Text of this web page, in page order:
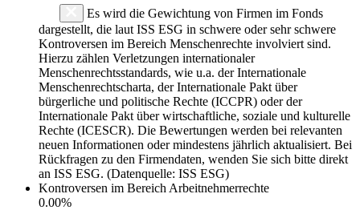
Es wird die Gewichtung von Firmen im Fonds
dargestellt, die laut ISS ESG in schwere oder sehr schwere
Kontroversen im Bereich Menschenrechte involviert sind.
Hierzu zählen Verletzungen internationaler
Menschenrechtsstandards, wie u.a. der Internationale
Menschenrechtscharta, der Internationale Pakt über
bürgerliche und politische Rechte (ICCPR) oder der
Internationale Pakt über wirtschaftliche, soziale und kulturelle
Rechte (ICESCR). Die Bewertungen werden bei relevanten
neuen Informationen oder mindestens jährlich aktualisiert. Bei
Rückfragen zu den Firmendaten, wenden Sie sich bitte direkt
an ISS ESG. (Datenquelle: ISS ESG)
Kontroversen im Bereich Arbeitnehmerrechte
0.00%